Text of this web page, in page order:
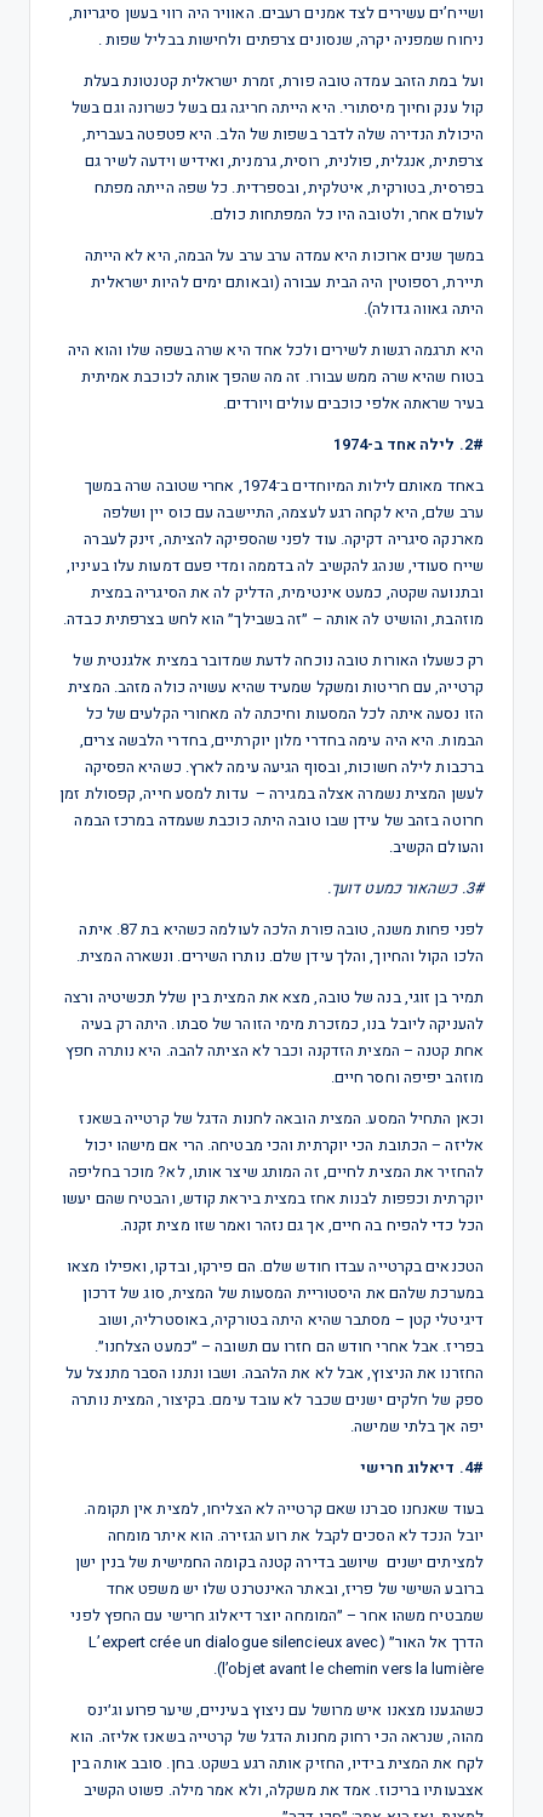
ושייח’ים עשירים לצד אמנים רעבים. האוויר היה רווי בעשן סיגריות,
ניחוח שמפניה יקרה, שנסונים צרפתים ולחישות בבליל שפות .
ועל במת הזהב עמדה טובה פורת, זמרת ישראלית קטנטונת בעלת
קול ענק וחיוך מיסתורי. היא הייתה חריגה גם בשל כשרונה וגם בשל
היכולת הנדירה שלה לדבר בשפות של הלב. היא פטפטה בעברית,
צרפתית, אנגלית, פולנית, רוסית, גרמנית, ואידיש וידעה לשיר גם
בפרסית, בטורקית, איטלקית, ובספרדית. כל שפה הייתה מפתח
לעולם אחר, ולטובה היו כל המפתחות כולם.
במשך שנים ארוכות היא עמדה ערב ערב על הבמה, היא לא הייתה
תיירת, רספוטין היה הבית עבורה (ובאותם ימים להיות ישראלית
היתה גאווה גדולה).
היא תרגמה רגשות לשירים ולכל אחד היא שרה בשפה שלו והוא היה
בטוח שהיא שרה ממש עבורו. זה מה שהפך אותה לכוכבת אמיתית
בעיר שראתה אלפי כוכבים עולים ויורדים.
2#. לילה אחד ב-1974
באחד מאותם לילות המיוחדים ב־1974, אחרי שטובה שרה במשך
ערב שלם, היא לקחה רגע לעצמה, התיישבה עם כוס יין ושלפה
מארנקה סיגריה דקיקה. עוד לפני שהספיקה להציתה, זינק לעברה
שייח סעודי, שנהג להקשיב לה בדממה ומדי פעם דמעות עלו בעיניו,
ובתנועה שקטה, כמעט אינטימית, הדליק לה את הסיגריה במצית
מוזהבת, והושיט לה אותה – ״זה בשבילך״ הוא לחש בצרפתית כבדה.
רק כשעלו האורות טובה נוכחה לדעת שמדובר במצית אלגנטית של
קרטייה, עם חריטות ומשקל שמעיד שהיא עשויה כולה מזהב. המצית
הזו נסעה איתה לכל המסעות וחיכתה לה מאחורי הקלעים של כל
הבמות. היא היה עימה בחדרי מלון יוקרתיים, בחדרי הלבשה צרים,
ברכבות לילה חשוכות, ובסוף הגיעה עימה לארץ. כשהיא הפסיקה
לעשן המצית נשמרה אצלה במגירה – עדות למסע חייה, קפסולת זמן
חרוטה בזהב של עידן שבו טובה היתה כוכבת שעמדה במרכז הבמה
והעולם הקשיב.
3#. כשהאור כמעט דועך.
לפני פחות משנה, טובה פורת הלכה לעולמה כשהיא בת 87. איתה
הלכו הקול והחיוך, והלך עידן שלם. נותרו השירים. ונשארה המצית.
תמיר בן זוגי, בנה של טובה, מצא את המצית בין שלל תכשיטיה ורצה
להעניקה ליובל בנו, כמזכרת מימי הזוהר של סבתו. היתה רק בעיה
אחת קטנה – המצית הזדקנה וכבר לא הציתה להבה. היא נותרה חפץ
מוזהב יפיפה וחסר חיים.
וכאן התחיל המסע. המצית הובאה לחנות הדגל של קרטייה בשאנז
אליזה – הכתובת הכי יוקרתית והכי מבטיחה. הרי אם מישהו יכול
להחזיר את המצית לחיים, זה המותג שיצר אותו, לא? מוכר בחליפה
יוקרתית וכפפות לבנות אחז במצית ביראת קודש, והבטיח שהם יעשו
הכל כדי להפיח בה חיים, אך גם נזהר ואמר שזו מצית זקנה.
הטכנאים בקרטייה עבדו חודש שלם. הם פירקו, ובדקו, ואפילו מצאו
במערכת שלהם את היסטוריית המסעות של המצית, סוג של דרכון
דיגיטלי קטן – מסתבר שהיא היתה בטורקיה, באוסטרליה, ושוב
בפריז. אבל אחרי חודש הם חזרו עם תשובה – ״כמעט הצלחנו״.
החזרנו את הניצוץ, אבל לא את הלהבה. ושבו ונתנו הסבר מתנצל על
ספק של חלקים ישנים שכבר לא עובד עימם. בקיצור, המצית נותרה
יפה אך בלתי שמישה.
4#. דיאלוג חרישי
בעוד שאנחנו סברנו שאם קרטייה לא הצליחו, למצית אין תקומה.
יובל הנכד לא הסכים לקבל את רוע הגזירה. הוא איתר מומחה
למציתים ישנים שיושב בדירה קטנה בקומה החמישית של בנין ישן
ברובע השישי של פריז, ובאתר האינטרנט שלו יש משפט אחד
שמבטיח משהו אחר – ״המומחה יוצר דיאלוג חרישי עם החפץ לפני
הדרך אל האור״ (L’expert crée un dialogue silencieux avec
l’objet avant le chemin vers la lumière).
כשהגענו מצאנו איש מרושל עם ניצוץ בעיניים, שיער פרוע וג׳ינס
מהוה, שנראה הכי רחוק מחנות הדגל של קרטייה בשאנז אליזה. הוא
לקח את המצית בידיו, החזיק אותה רגע בשקט. בחן. סובב אותה בין
אצבעותיו בריכוז. אמד את משקלה, ולא אמר מילה. פשוט הקשיב